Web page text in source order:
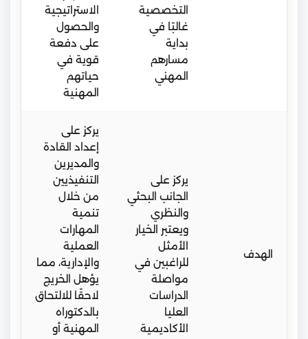
التخصصية
غالبًا في
بداية
مسارهم
المهني
الاستراتيجية
والحصول
على دفعة
قوية في
حياتهم
المهنية
الهدف
يركز على
الجانب البحثي
والنظري
ويعتبر الخيار
الأمثل
للراغبين في
مواصلة
الدراسات
العليا
الأكاديمية
يركز على
إعداد القادة
والمديرين
التنفيذيين
من خلال
تنمية
المهارات
العملية
والإدارية، مما
يؤهل الخريج
لاحقًا للالتحاق
بالدكتوراه
المهنية أو